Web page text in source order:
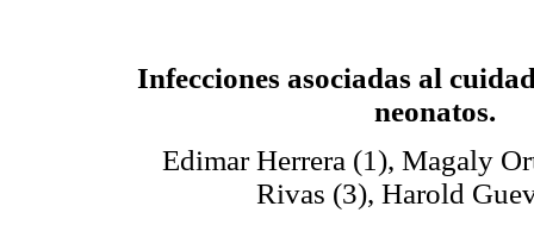
Infecciones asociadas al
neonatos.
Edimar Herrera (1), Magaly
Rivas (3), Harold